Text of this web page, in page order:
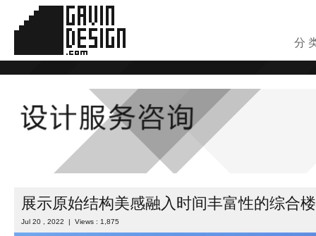
分
展示原始结构美感融入时间丰富性的综合
Jul 20 , 2022 | Views : 1,875